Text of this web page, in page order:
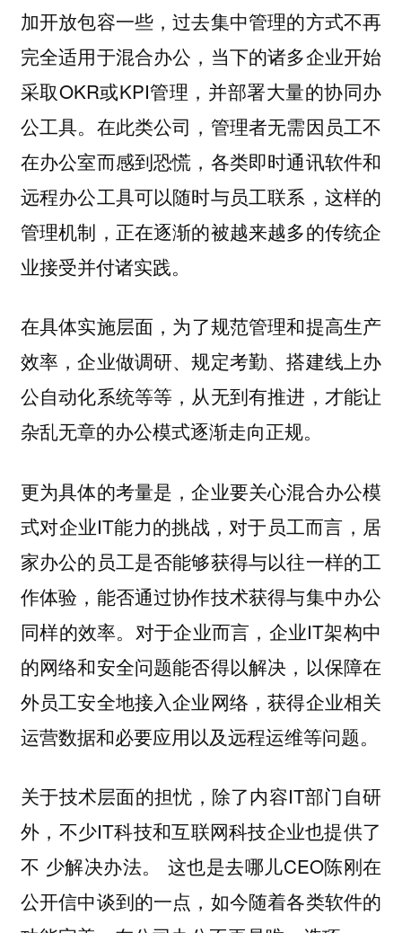
加开放包容一些，过去集中管理的方式不再
完全适用于混合办公，当下的诸多企业开始
采取OKR或KPI管理，并部署大量的协同办
公工具。在此类公司，管理者无需因员工不
在办公室而感到恐慌，各类即时通讯软件和
远程办公工具可以随时与员工联系，这样的
管理机制，正在逐渐的被越来越多的传统企
业接受并付诸实践。
在具体实施层面， 为了规范管理和提高生产
效率，企业做调研、规定考勤、搭建线上办
公自动化系统等等，从无到有推进，才能让
杂乱无章的办公模式逐渐走向正规。
更为具体的考量是，企业要关心混合办公模
式对企业IT能力的挑战，对于员工而言，居
家办公的员工是否能够获得与以往一样的工
作体验，能否通过协作技术获得与集中办公
同样的效率。对于企业而言，企业IT架构中
的网络和安全问题能否得以解决，以保障在
外员工安全地接入企业网络，获得企业相关
运营数据和必要应用以及远程运维等问题。
关于技术层面的担忧，除了内容IT部门自研
外，不少IT科技和互联网科技企业也提供了
不 少解决办法。 这也是去哪儿CEO陈刚在
公开信中谈到的一点，如今随着各类软件的